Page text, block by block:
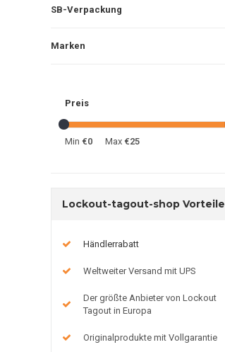
SB-Verpackung
Marken
Preis
Min €0 Max €25
Lockout-tagout-shop Vorteile
Händlerrabatt
Weltweiter Versand mit UPS
Der größte Anbieter von Lockout
Tagout in Europa
Originalprodukte mit Vollgarantie